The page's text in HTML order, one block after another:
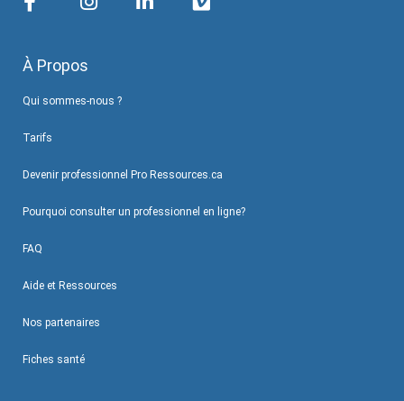
À Propos
Qui sommes-nous ?
Tarifs
Devenir professionnel Pro Ressources.ca
Pourquoi consulter un professionnel en ligne?
FAQ
Aide et Ressources
Nos partenaires
Fiches santé